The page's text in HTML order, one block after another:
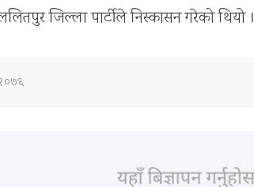
जिल्ला पार्टीले निस्कासन गरेको थियो ।